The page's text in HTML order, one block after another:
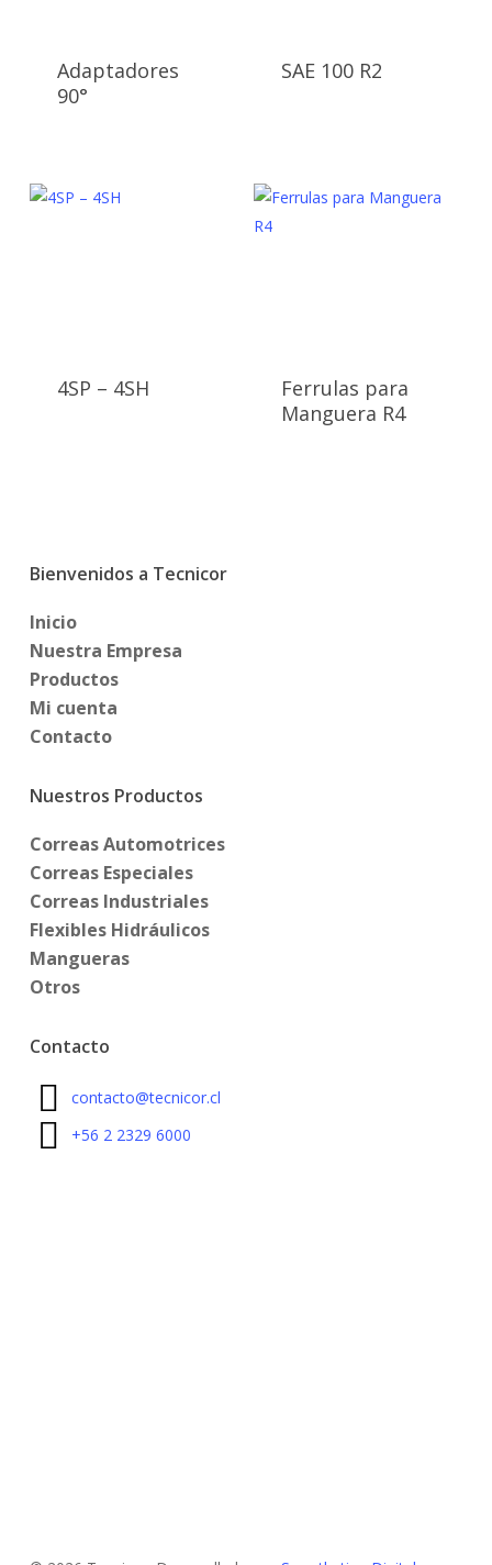
Adaptadores
90°
SAE 100 R2
4SP – 4SH
Ferrulas para
Manguera R4
Bienvenidos a Tecnicor
Inicio
Nuestra Empresa
Productos
Mi cuenta
Contacto
Nuestros Productos
Correas Automotrices
Correas Especiales
Correas Industriales
Flexibles Hidráulicos
Mangueras
Otros
Contacto
contacto@tecnicor.cl
+56 2 2329 6000